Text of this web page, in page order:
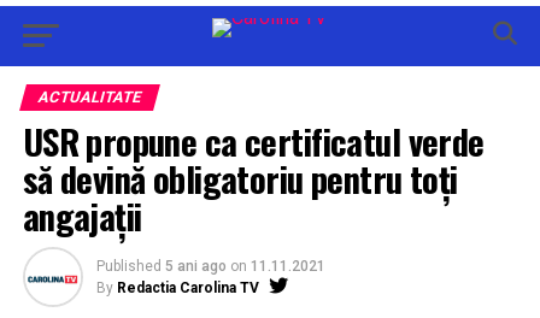
ACTUALITATE
USR propune ca certificatul verde
să devină obligatoriu pentru toţi
angajaţii
Published 5 ani ago on 11.11.2021
By Redactia Carolina TV